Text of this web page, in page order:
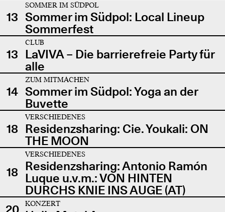
13
SOMMER IM SÜDPOL
Sommer im Südpol: Local Lineup
Sommerfest
13
CLUB
LaVIVA – Die barrierefreie Party für
alle
14
ZUM MITMACHEN
Sommer im Südpol: Yoga an der
Buvette
18
VERSCHIEDENES
Residenzsharing: Cie. Youkali: ON
THE MOON
18
VERSCHIEDENES
Residenzsharing: Antonio Ramón
Luque u.v.m.: VON HINTEN
DURCHS KNIE INS AUGE (AT)
KONZERT